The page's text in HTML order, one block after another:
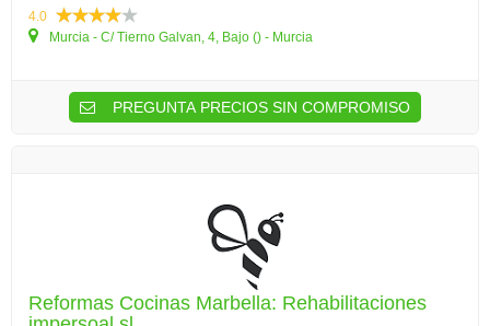
4.0
Murcia - C/ Tierno Galvan, 4, Bajo () - Murcia
PREGUNTA PRECIOS SIN COMPROMISO
Reformas Cocinas Marbella: Rehabilitaciones